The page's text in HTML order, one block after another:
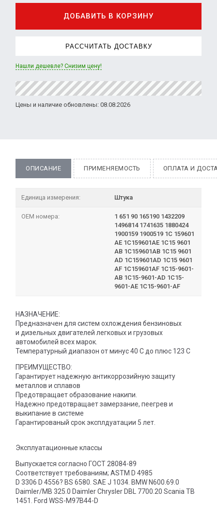
ДОБАВИТЬ В КОРЗИНУ
РАССЧИТАТЬ ДОСТАВКУ
Нашли дешевле? Снизим цену!
Цены и наличие обновлены: 08.08.2026
ОПИСАНИЕ ПРИМЕНЯЕМОСТЬ ОПЛАТА И
Единица измерения: Штука
OEM номера:
1 651 90 165190 1432209
1496814 1741635 1880424
1900159 1900519 1C 159601
AE 1C159601AE 1C15 9601
AB 1C159601AB 1C15 9601
AD 1C159601AD 1C15 9601
AF 1C159601AF 1C15-9601-
AB 1C15-9601-AD 1C15-
9601-AE 1C15-9601-AF
НАЗНАЧЕНИЕ:
Предназначен для систем охлождения бензиновых
и дизельных двигателей легковых и грузовых
автомобилей всех марок.
Температурный диапазон от минус 40 С до плюс 123 С
ПРЕИМУЩЕСТВО:
Гарантирует надежную антикоррозийную защиту
металлов и сплавов
Предотвращает образование накипи.
Надежно предотвращает замерзание, пеегрев и
выкипание в системе
Гарантированый срок эксплдуатации 5 лет.
Эксплуатационные классы
Выпускается согласно ГОСТ 28084-89
Соответствует требованиям; ASTM D 4985
D 3306 D 4556? BS 6580. SAE J 1034. BMW N600.69.0
Daimler/MB 325.0 Daimler Chrysler DBL 7700.20 Scania TB
1451. Ford WSS-M97B44-D